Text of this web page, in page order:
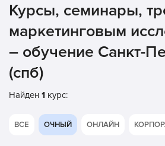
Курсы, семинары,
маркетинговым
– обучение Санкт-
(спб)
Найден 1 курс:
ВСЕ ОЧНЫЙ ОНЛАЙН